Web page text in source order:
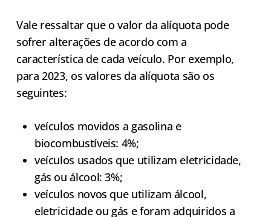
Vale ressaltar que o valor da alíquota pode
sofrer alterações de acordo com a
característica de cada veículo. Por exemplo,
para 2023, os valores da alíquota são os
seguintes:
veículos movidos a gasolina e
biocombustíveis: 4%;
veículos usados que utilizam eletricidade,
gás ou álcool: 3%;
veículos novos que utilizam álcool,
eletricidade ou gás e foram adquiridos a